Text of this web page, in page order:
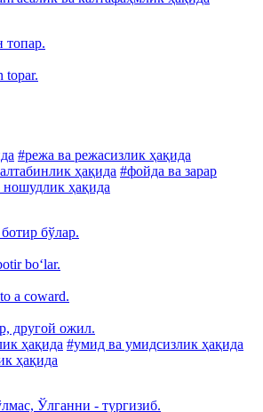
топар.
topar.
#режа ва режасизлик ҳақида
ҳақида #фойда ва зарар
ҳақида
бўлар.
bo‘lar.
a coward.
другой ожил.
ҳақида #умид ва умидсизлик ҳақида
ҳақида
Ўлганни - тургизиб.